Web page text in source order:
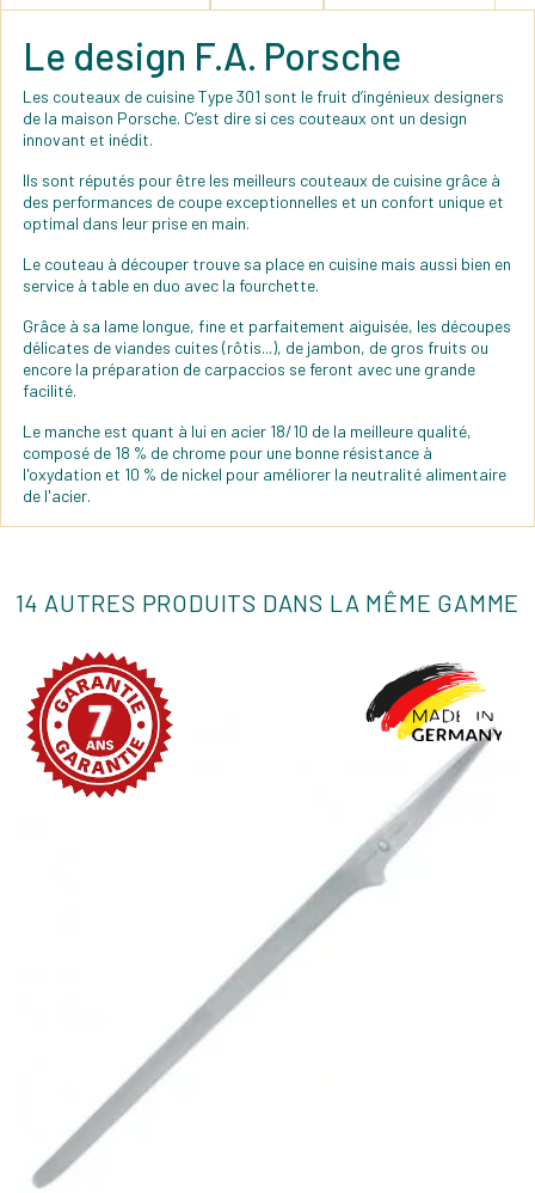
Le design F.A. Porsche
Les couteaux de cuisine Type 301 sont le fruit d’ingénieux designers
de la maison Porsche. C’est dire si ces couteaux ont un design
innovant et inédit.
Ils sont réputés pour être les meilleurs couteaux de cuisine grâce à
des performances de coupe exceptionnelles et un confort unique et
optimal dans leur prise en main.
Le couteau à découper trouve sa place en cuisine mais aussi bien en
service à table en duo avec la fourchette.
Grâce à sa lame longue, fine et parfaitement aiguisée, les découpes
délicates de viandes cuites (rôtis...), de jambon, de gros fruits ou
encore la préparation de carpaccios se feront avec une grande
facilité.
Le manche est quant à lui en acier 18/10 de la meilleure qualité,
composé de 18 % de chrome pour une bonne résistance à
l'oxydation et 10 % de nickel pour améliorer la neutralité alimentaire
de l'acier.
14 AUTRES PRODUITS DANS LA MÊME GAMME